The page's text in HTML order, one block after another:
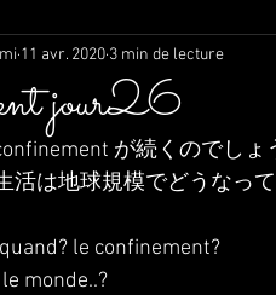
jour26
11 avr. 2020 3 min de lecture
が続くのでしょ
活は地球規模でどうなっ
le confinement?
monde..?